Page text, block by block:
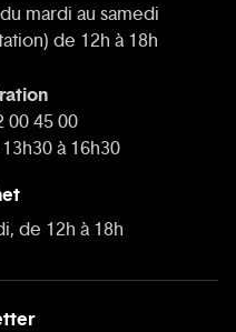
mardi au samedi
de 12h à 18h
00 45 00
à 16h30
de 12h à 18h